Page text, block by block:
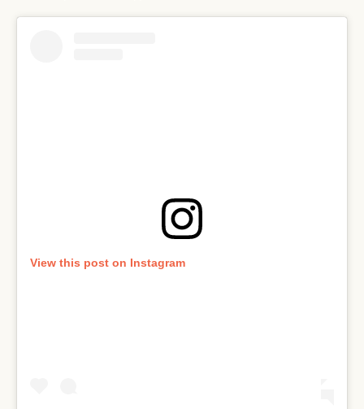
View this post on Instagram